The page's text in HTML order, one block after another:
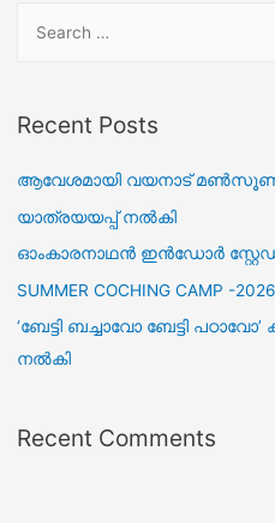
Recent Posts
ആവേശമായി വയനാട്
യാത്രയയപ്പ് നൽകി
ഓംകാരനാഥൻ ഇൻഡോർ
SUMMER COCHING CAMP -2026
‘ബേട്ടി ബച്ചാവോ ബേട്ടി
നൽകി
Recent Comments